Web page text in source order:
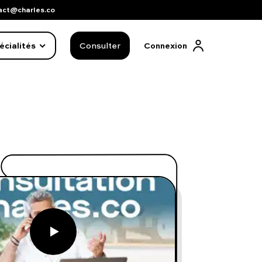
Consulter Connexion
FAQ complète
01 86 65 17 33